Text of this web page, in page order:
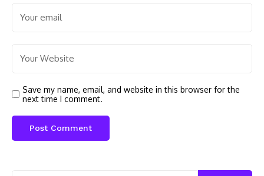
Save my name, email, and website in this browser for the
next time I comment.